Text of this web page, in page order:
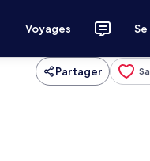
Voyages
Partager